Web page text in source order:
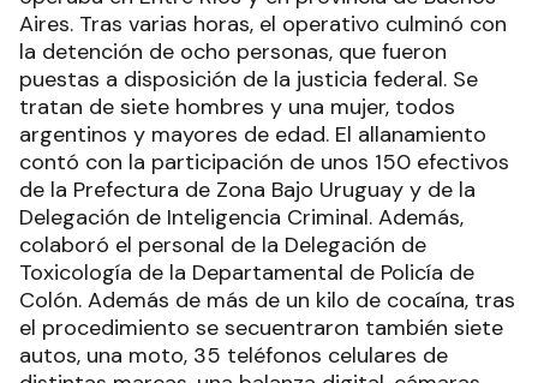
Aires. Tras varias horas, el operativo culminó con
la detención de ocho personas, que fueron
puestas a disposición de la justicia federal. Se
tratan de siete hombres y una mujer, todos
argentinos y mayores de edad. El allanamiento
contó con la participación de unos 150 efectivos
de la Prefectura de Zona Bajo Uruguay y de la
Delegación de Inteligencia Criminal. Además,
colaboró el personal de la Delegación de
Toxicología de la Departamental de Policía de
Colón. Además de más de un kilo de cocaína, tras
el procedimiento se secuentraron también siete
autos, una moto, 35 teléfonos celulares de